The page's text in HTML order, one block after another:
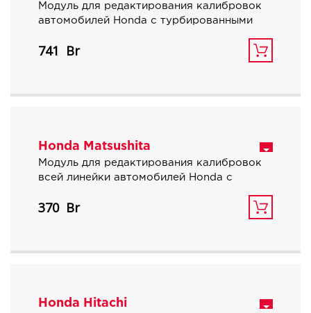
Модуль для редактирования калибровок
автомобилей Honda с турбированными
л и блоками управления Keihin.
741
Honda Matsushita
Модуль для редактирования калибровок
всей линейки автомобилей Honda с
управления Matsushita.
370
Honda Hitachi